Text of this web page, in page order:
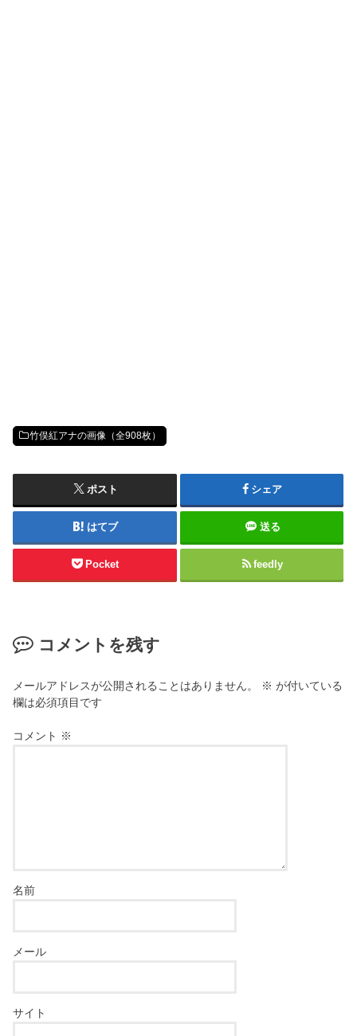
竹俣紅アナの画像（全908枚）
ポスト シェア
はてブ 送る
Pocket feedly
コメントを残す
メールアドレスが公開されることはありません。 ※ が付いている
欄は必須項目です
コメント ※
名前
メール
サイト